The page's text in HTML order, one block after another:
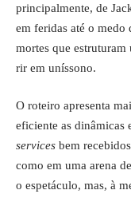
principalmente, de
em feridas até o medo
mortes que estruturam
rir em uníssono.
O roteiro apresenta
eficiente as dinâmicas
services bem
como em uma arena
o espetáculo, mas, à